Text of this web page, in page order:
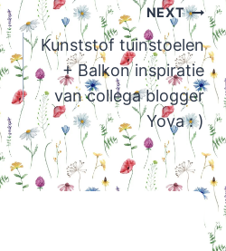
NEXT
Kunststof tuinstoelen
+ Balkon inspiratie
van collega blogger
Yova : )